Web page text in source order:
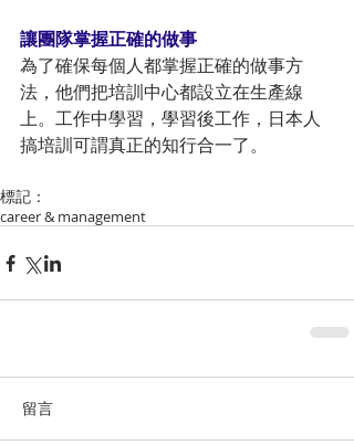
讓團隊掌握正確的做事
為了確保每個人都掌握正確的做事方
法，他們把培訓中心都設立在生產線
上。工作中學習，學習後工作，日本人
搞培訓可謂真正的知行合一了。
標記：
career & management
留言